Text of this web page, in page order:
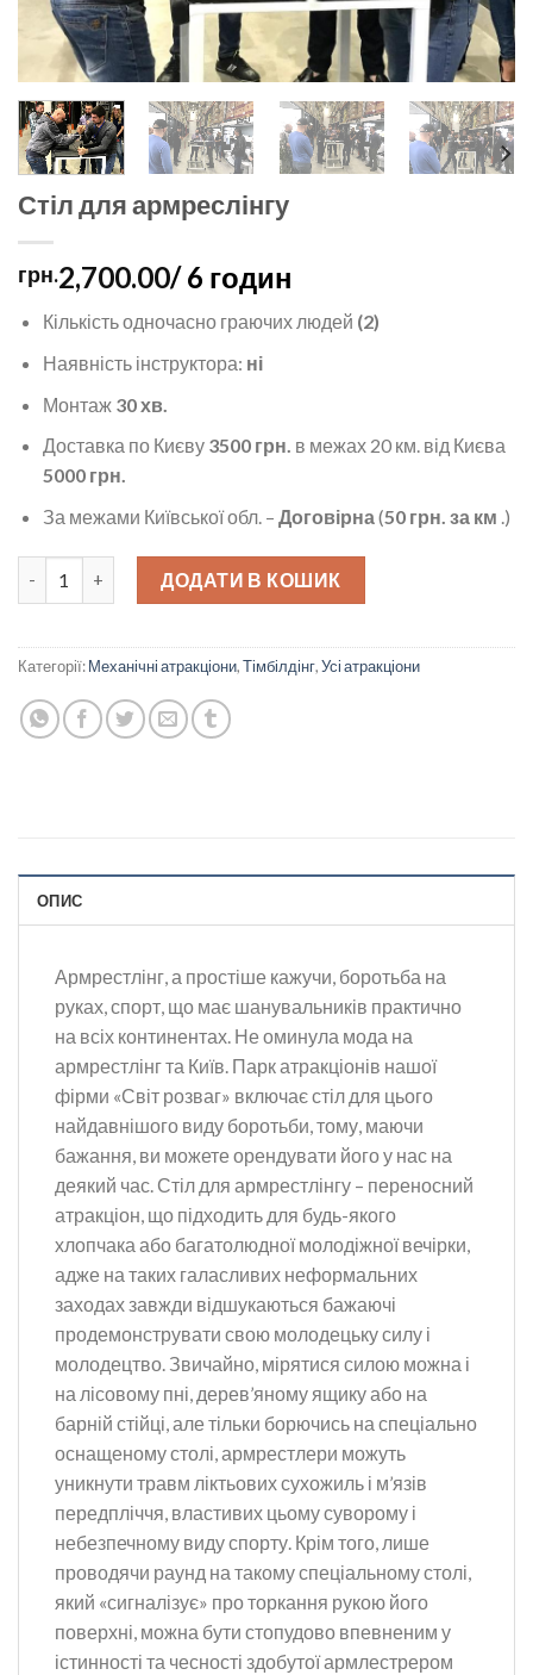
Стіл для армреслінгу
грн.2,700.00/ 6 годин
Кількість одночасно граючих людей (2)
Наявність інструктора: ні
Монтаж 30 хв.
Доставка по Києву 3500 грн. в межах 20 км. від Києва
5000 грн.
За межами Київської обл. – Договірна (50 грн. за км .)
Стіл для армреслінгу кількість
ДОДАТИ В КОШИК
Категорії:Механічні атракціони,Тімбілдінг,Усі атракціони
ОПИС
Армрестлінг, а простіше кажучи, боротьба на
руках, спорт, що має шанувальників практично
на всіх континентах. Не оминула мода на
армрестлінг та Київ. Парк атракціонів нашої
фірми «Світ розваг» включає стіл для цього
найдавнішого виду боротьби, тому, маючи
бажання, ви можете орендувати його у нас на
деякий час. Стіл для армрестлінгу – переносний
атракціон, що підходить для будь-якого
хлопчака або багатолюдної молодіжної вечірки,
адже на таких галасливих неформальних
заходах завжди відшукаються бажаючі
продемонструвати свою молодецьку силу і
молодецтво. Звичайно, мірятися силою можна і
на лісовому пні, дерев’яному ящику або на
барній стійці, але тільки борючись на спеціально
оснащеному столі, армрестлери можуть
уникнути травм ліктьових сухожиль і м’язів
передпліччя, властивих цьому суворому і
небезпечному виду спорту. Крім того, лише
проводячи раунд на такому спеціальному столі,
який «сигналізує» про торкання рукою його
поверхні, можна бути стопудово впевненим у
істинності та чесності здобутої армлестрером